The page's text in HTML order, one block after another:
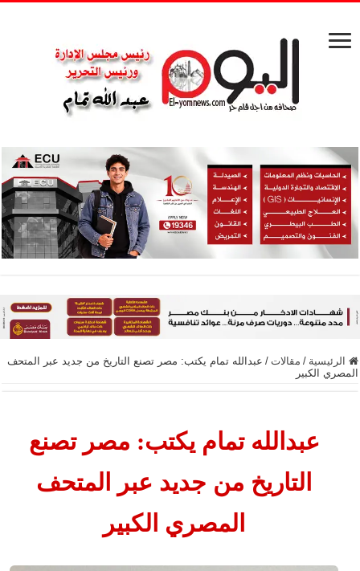
الرئيسية / مقالات / عبدالله تمام يكتب: مصر تصنع التاريخ من جديد عبر المتحف
المصري الكبير
عبدالله تمام يكتب: مصر تصنع
التاريخ من جديد عبر المتحف
المصري الكبير